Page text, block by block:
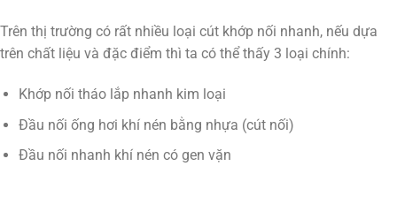
Trên thị trường có rất nhiều loại cút khớp nối nhanh, nếu dựa
trên chất liệu và đặc điểm thì ta có thể thấy 3 loại chính:
Khớp nối tháo lắp nhanh kim loại
Đầu nối ống hơi khí nén bằng nhựa (cút nối)
Đầu nối nhanh khí nén có gen vặn